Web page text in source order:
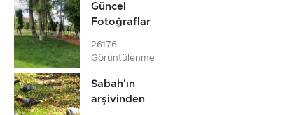
Güncel
Fotoğraflar
26176
Görüntülenme
Sabah'ın
arşivinden